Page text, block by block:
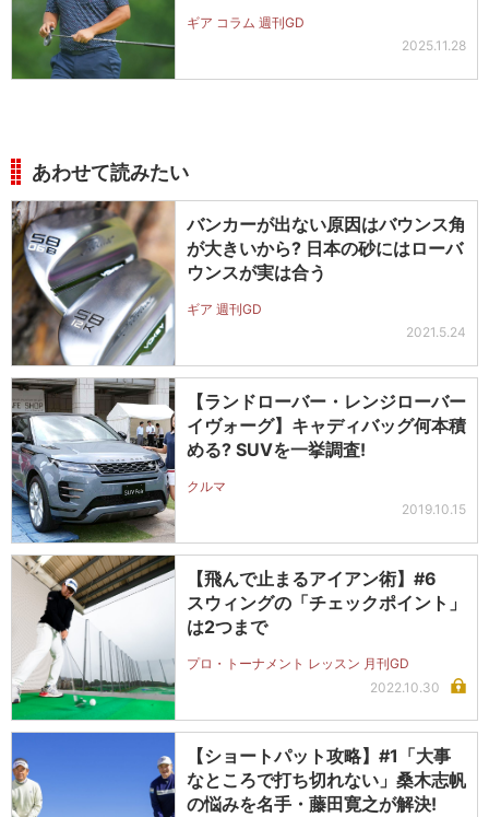
ギア コラム 週刊GD
2025.11.28
あわせて読みたい
バンカーが出ない原因はバウンス角
が大きいから? 日本の砂にはローバ
ウンスが実は合う
ギア 週刊GD
2021.5.24
【ランドローバー・レンジローバー
イヴォーグ】キャディバッグ何本積
める? SUVを一挙調査!
クルマ
2019.10.15
【飛んで止まるアイアン術】#6
スウィングの「チェックポイント」
は2つまで
プロ・トーナメント レッスン 月刊GD
2022.10.30
【ショートパット攻略】#1「大事
なところで打ち切れない」桑木志帆
の悩みを名手・藤田寛之が解決!